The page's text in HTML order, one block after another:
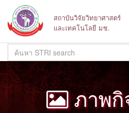
สถาบันวิจัยวิทยาศาสตร์
และเทคโนโลยี มช.
ภาพกิ